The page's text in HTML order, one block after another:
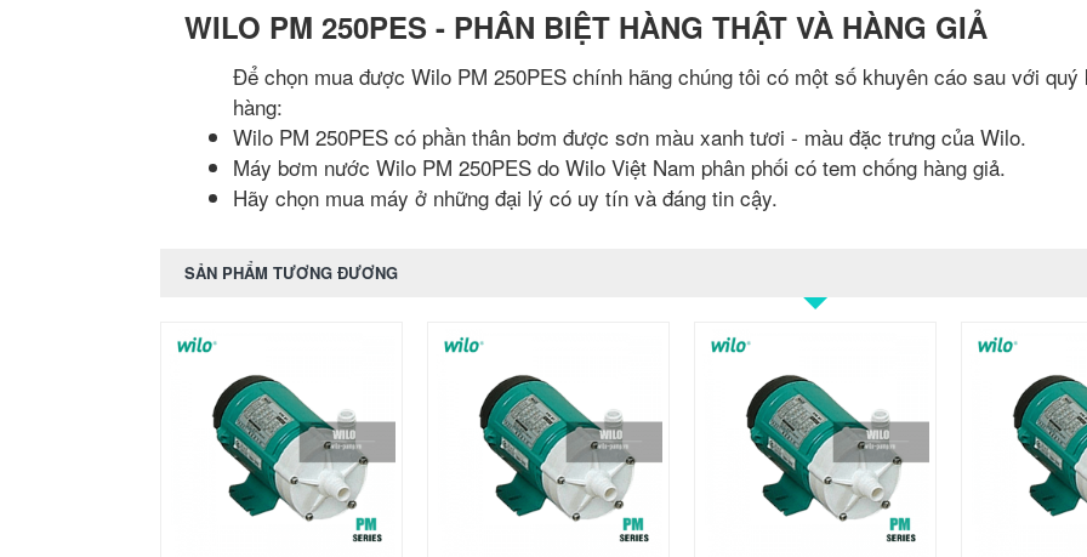
WILO PM 250PES - PHÂN BIỆT HÀNG THẬT VÀ HÀNG GIẢ
Để chọn mua được Wilo PM 250PES chính hãng chúng tôi có một số khuyên cáo sau với quý
hàng:
Wilo PM 250PES có phần thân bơm được sơn màu xanh tươi - màu đặc trưng của Wilo.
Máy bơm nước Wilo PM 250PES do Wilo Việt Nam phân phối có tem chống hàng giả.
Hãy chọn mua máy ở những đại lý có uy tín và đáng tin cậy.
SẢN PHẨM TƯƠNG ĐƯƠNG